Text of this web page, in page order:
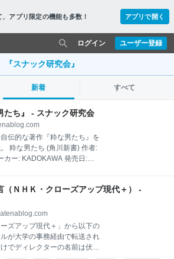
アプリ限定の機能も多数！ アプリで開く
ユーザー登録
ログイン
『スナック研究会』
新着 すべて
たち』 - スナック研究会
伝的な著作『粋な男たち』を
粋な男たち (角川新書) 作者:
カー: KADOKAWA 発売日:
の許されない息苦しい世の中
しきり嘆いたところで、 オレ
いうコンプライアンスの欠片
どさ、･･･ とブッ込んで来
･･･。 以前、私じしんがNHK
際、特に意識もせず「スナッ
（ＮＨＫ・クローズアップ現代＋） -
ズアップ現代＋」から以下の
が大学の事務経由で転送され
でディレクターの名前は伏せ